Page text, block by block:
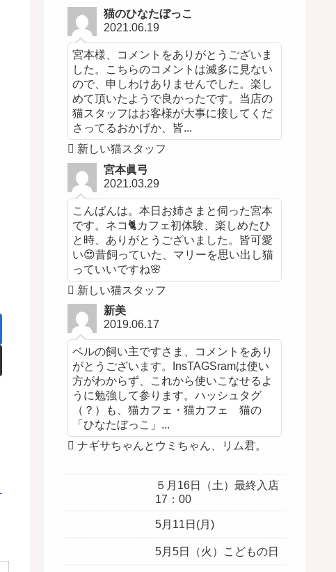
猫のひなたぼっこ
2021.06.19
宮本様、コメントをありがとうございま
した。こちらのコメントは滅多に見ない
ので、申しわけありませんでした。楽し
めて頂いたようで良かったです。当店の
猫スタッフはお客様が大事に接してくだ
さってるおかげか、皆...
新しい猫スタッフ
宮本眞弓
2021.03.29
こんばんは。本日お姉さまと伺った宮本
です。ネコ🐈カフェ初体験、楽しめたひ
と時、ありがとうございました。皆可愛
い😍昔飼っていた、マリーを思い出し猫
っていいですね🌸
新しい猫スタッフ
新美
2019.06.17
ベルの飼い主ですさま、コメントをあり
がとうございます。InsTAGSramは使い
方がわからず、これから使いこなせるよ
うに勉強して参ります。ハッシュタグ
（？）も、猫カフェ・猫カフェ 猫の
「ひなたぼっこ」...
ナギサちゃんとウミちゃん、リム君。
５月16日（土）最終入店
17：00
5月11日(月)
5月5日（火）こどもの日